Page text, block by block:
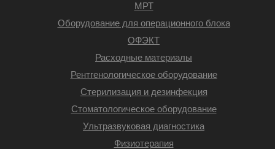
МРТ
Оборудование для операционного блока
ОФЭКТ
Расходные материалы
Рентгенологическое оборудование
Стерилизация и дезинфекция
Стоматологическое оборудование
Ультразвуковая диагностика
Физиотерапия